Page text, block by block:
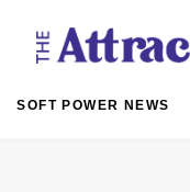
SOFT POWER NEWS